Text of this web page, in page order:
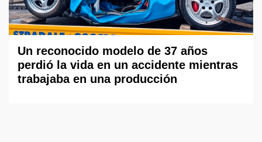
Un reconocido modelo de 37 años
perdió la vida en un accidente mientras
trabajaba en una producción